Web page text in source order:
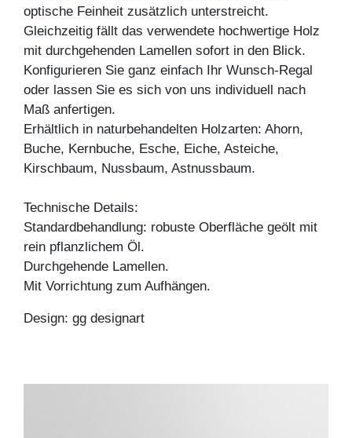
optische Feinheit zusätzlich unterstreicht.
Gleichzeitig fällt das verwendete hochwertige Holz
mit durchgehenden Lamellen sofort in den Blick.
Konfigurieren Sie ganz einfach Ihr Wunsch-Regal
oder lassen Sie es sich von uns individuell nach
Maß anfertigen.
Erhältlich in naturbehandelten Holzarten: Ahorn,
Buche, Kernbuche, Esche, Eiche, Asteiche,
Kirschbaum, Nussbaum, Astnussbaum.
Technische Details:
Standardbehandlung: robuste Oberfläche geölt mit
rein pflanzlichem Öl.
Durchgehende Lamellen.
Mit Vorrichtung zum Aufhängen.
Design: gg designart